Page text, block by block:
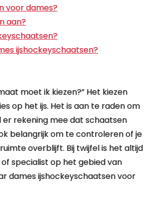
voor dames?
aan?
ijshockeyschaatsen?
moet ik kiezen?” Het kiezen
op het ijs. Het is aan te raden om
rekening mee dat schaatsen
belangrijk om te controleren of je
overblijft. Bij twijfel is het altijd
specialist op het gebied van
dames ijshockeyschaatsen voor